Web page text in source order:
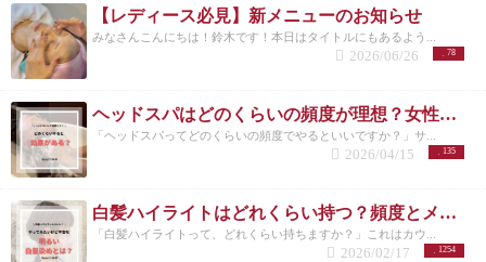
【レディース必見】新メニューのお知らせ
みなさんこんにちは！鈴木です！本日はタイトルにもあるよう...
78
2026/06/26
ヘッドスパはどのくらいの頻度が理想？女性に多い悩みと正しい通い方
「ヘッドスパってどのくらいの頻度でやるといいですか？」サ...
135
2026/04/15
白髪ハイライトはどれくらい持つ？頻度とメンテナンスの目安を解説
「白髪ハイライトって、どれくらい持ちますか？」これはカウ...
1254
2026/02/17